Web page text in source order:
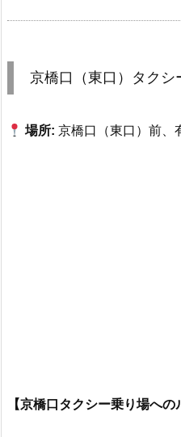
京橋口（東口）タクシ
場所: 京橋口（東口）前、
【京橋口タクシー乗り場への